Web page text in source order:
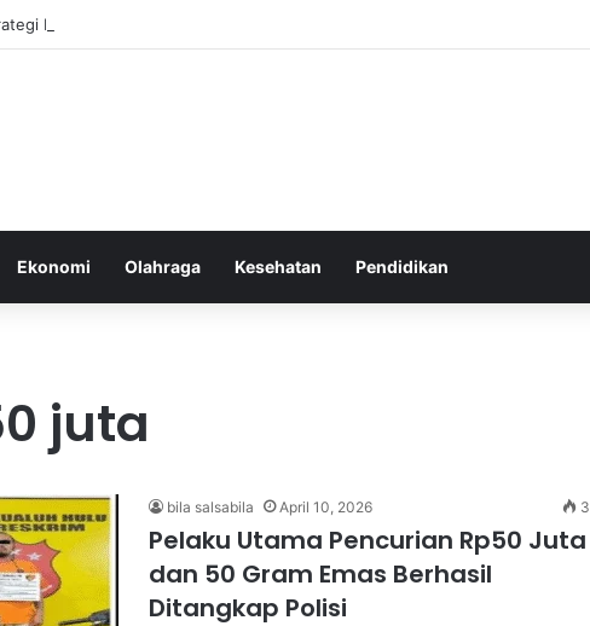
Mengatur Ekspektasi Diri untuk Kesehatan Mental yang Lebih Seimbang
Ekonomi Olahraga Kesehatan Pendidikan
juta
bila salsabila April 10, 2026 3
Pelaku Utama Pencurian Rp50 Juta
dan 50 Gram Emas Berhasil
Ditangkap Polisi